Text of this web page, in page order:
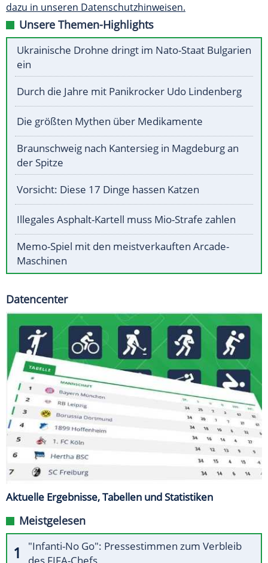
dazu in unseren Datenschutzhinweisen.
Unsere Themen-Highlights
Ukrainische Drohne dringt im Nato-Staat Bulgarien
ein
Durch die Jahre mit Panikrocker Udo Lindenberg
Die größten Mythen über Medikamente
Braunschweig nach Kantersieg in Magdeburg an
der Spitze
Vorsicht: Diese 17 Dinge hassen Katzen
Illegales Asphalt-Kartell muss Mio-Strafe zahlen
Memo-Spiel mit den meistverkauften Arcade-
Maschinen
Datencenter
Aktuelle Ergebnisse, Tabellen und Statistiken
Meistgelesen
"Infanti-No Go": Pressestimmen zum Verbleib